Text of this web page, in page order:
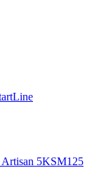
5KSM125